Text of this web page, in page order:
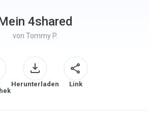
4shared
von Tommy P.
Herunterladen Link